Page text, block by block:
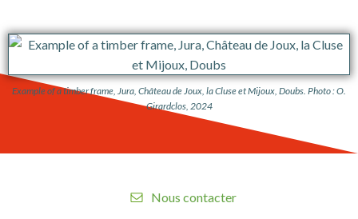
Example of a timber frame, Jura, Château de Joux, la Cluse et Mijoux, Doubs. Photo : O.
Girardclos, 2024
Nous contacter